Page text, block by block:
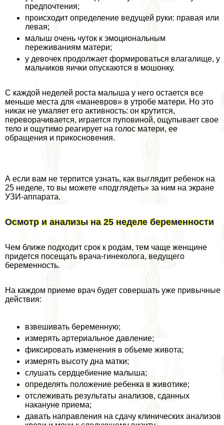
предпочтения;
происходит определение ведущей руки: правая или
левая;
малыш очень чуток к эмоциональным
переживаниям матери;
у девочек продолжает формироваться влагалище, у
мальчиков яички опускаются в мошонку.
С каждой неделей роста малыша у него остается все
меньше места для «маневров» в утробе матери. Но это
никак не умаляет его активность: он крутится,
переворачивается, играется пуповиной, ощупывает свое
тело и ощутимо реагирует на голос матери, ее
обращения и прикосновения.
А если вам не терпится узнать, как выглядит ребенок на
25 неделе, то вы можете «подглядеть» за ним на экране
УЗИ-аппарата.
Осмотр и анализы на 25 неделе беременности
Чем ближе подходит срок к родам, тем чаще женщине
придется посещать врача-гинеколога, ведущего
беременность.
На каждом приеме врач будет совершать уже привычные
действия:
взвешивать беременную;
измерять артериальное давление;
фиксировать изменения в объеме живота;
измерять высоту дна матки;
слушать сердцебиение малыша;
определять положение ребенка в животике;
отслеживать результаты анализов, сданных
накануне приема;
давать направления на сдачу клинических анализов